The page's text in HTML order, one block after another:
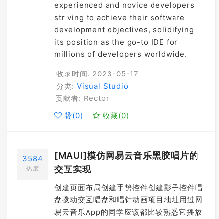
experienced and novice developers
striving to achieve their software
development objectives, solidifying
its position as the go-to IDE for
millions of developers worldwide.
收录时间: 2023-05-17
分类: Visual Studio
贡献者: Rector
赞(0) 收藏(0)
3584
热度
[MAUI]模仿网易云音乐黑胶唱片的
交互实现
创建页面布局创建手势控件创建影子控件唱
盘拨动交互唱盘和唱针动画项目地址用过网
易云音乐App的同学应该都比较熟悉它播放